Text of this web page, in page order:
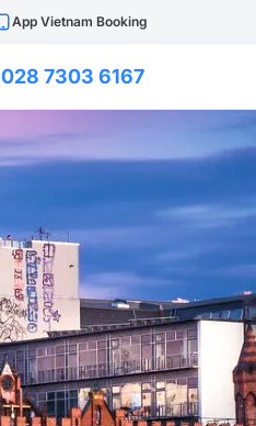
App Vietnam Booking
028 7303 6167